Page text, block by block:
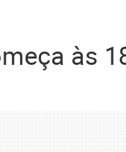
às